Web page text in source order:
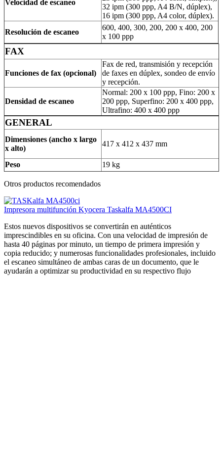
Velocidad de escaneo
32 ipm (300 ppp, A4 B/N, dúplex),
16 ipm (300 ppp, A4 color, dúplex).
Resolución de escaneo
600, 400, 300, 200, 200 x 400, 200
x 100 ppp
FAX
Funciones de fax (opcional)
Fax de red, transmisión y recepción
de faxes en dúplex, sondeo de envío
y recepción.
Densidad de escaneo
Normal: 200 x 100 ppp, Fino: 200 x
200 ppp, Superfino: 200 x 400 ppp,
Ultrafino: 400 x 400 ppp
GENERAL
Dimensiones (ancho x largo
x alto)
417 x 412 x 437 mm
Peso 19 kg
Otros productos recomendados
Impresora multifunción Kyocera Taskalfa MA4500CI
Estos nuevos dispositivos se convertirán en auténticos
imprescindibles en su oficina. Con una velocidad de impresión de
hasta 40 páginas por minuto, un tiempo de primera impresión y
copia reducido; y numerosas funcionalidades profesionales, incluido
el escaneo simultáneo de ambas caras de un documento, que le
ayudarán a optimizar su productividad en su respectivo flujo